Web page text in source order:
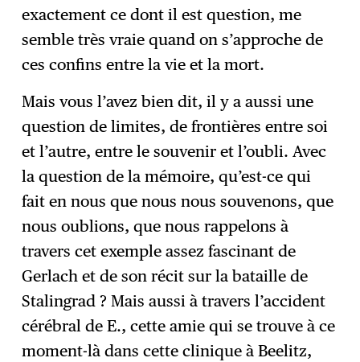
exactement ce dont il est question, me
semble très vraie quand on s’approche de
ces confins entre la vie et la mort.
Mais vous l’avez bien dit, il y a aussi une
question de limites, de frontières entre soi
et l’autre, entre le souvenir et l’oubli. Avec
la question de la mémoire, qu’est-ce qui
fait en nous que nous nous souvenons, que
nous oublions, que nous rappelons à
travers cet exemple assez fascinant de
Gerlach et de son récit sur la bataille de
Stalingrad ? Mais aussi à travers l’accident
cérébral de E., cette amie qui se trouve à ce
moment-là dans cette clinique à Beelitz,